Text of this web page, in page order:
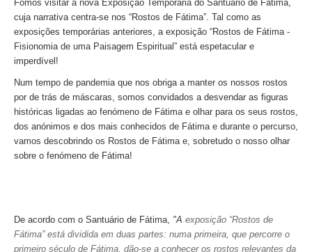
Fátima, Batalha, Nazaré e Óbidos
Fátima
Um dia em Fátima
Fátima, Batalha, Nazaré e Óbidos
Fátima e Ourém
Évora
Castelos Templários e Vilas Ribeirinhas
Fomos visitar a nova Exposição Temporária do Santuário de Fátima,
cuja narrativa centra-se nos “Rostos de Fátima”. Tal como as
exposições temporárias anteriores, a exposição “Rostos de Fátima -
Fisionomia de uma Paisagem Espiritual” está espetacular e
imperdível!
Num tempo de pandemia que nos obriga a manter os nossos rostos
por de trás de máscaras, somos convidados a desvendar as figuras
históricas ligadas ao fenómeno de Fátima e olhar para os seus rostos,
dos anónimos e dos mais conhecidos de Fátima e durante o percurso,
vamos descobrindo os Rostos de Fátima e, sobretudo o nosso olhar
sobre o fenómeno de Fátima!
De acordo com o Santuário de Fátima, "A exposição “Rostos de
Fátima” está dividida em duas partes: numa primeira, que percorre o
primeiro século de Fátima, dão-se a conhecer os rostos relevantes da